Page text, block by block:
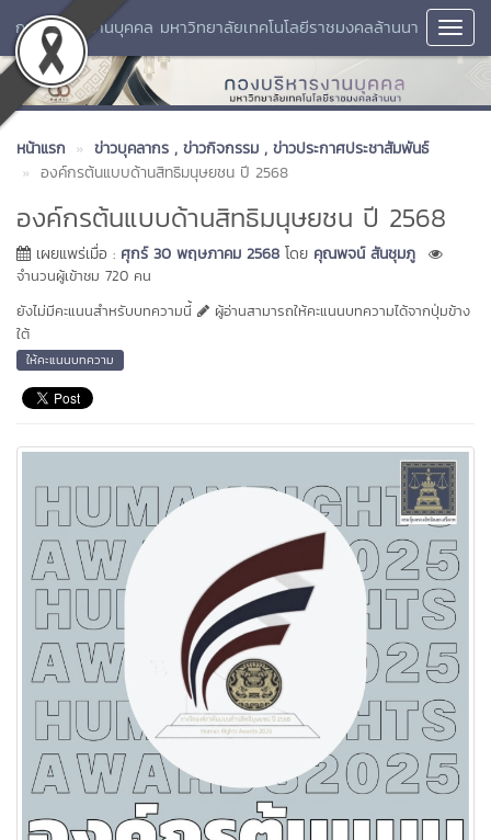
กองบริหารงานบุคคล มหาวิทยาลัยเทคโนโลยีราชมงคลล้านนา
หน้าแรก ข่าวบุคลากร , ข่าวกิจกรรม , ข่าวประกาศประชาสัมพันธ์
องค์กรต้นแบบด้านสิทธิมนุษยชน ปี 2568
องค์กรต้นแบบด้านสิทธิมนุษยชน ปี 2568
เผยแพร่เมื่อ : ศุกร์ 30 พฤษภาคม 2568 โดย คุณพจน์ สันชุมภู
จำนวนผู้เข้าชม 720 คน
ยังไม่มีคะแนนสำหรับบทความนี้
ผู้อ่านสามารถให้คะแนนบทความได้จากปุ่มข้าง
ใต้
ให้คะแนนบทความ